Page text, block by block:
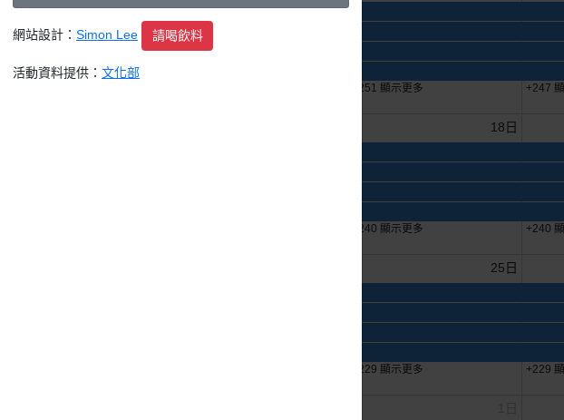
在這裡，與大家相遇—國立歷史博物館常設展
攝影應用班戶外教學-台北大巨蛋、松山文創園區
科博館《大地瑰寶》礦物常設展
115年文化志工招募
+251 顯示更多 +247
18日
+240 顯示更多 +240
25日
+229 顯示更多 +229
網站設計： Simon Lee 請喝飲料
活動資料提供： 文化部